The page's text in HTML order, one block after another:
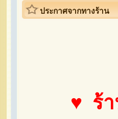
ประกาศจากทางร้าน
♥ ร้า